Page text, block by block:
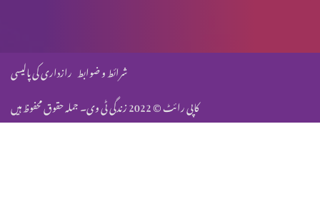
کاپی رائٹ © 2022 زندگی ٹی وی۔ جملہ حقوق محفوظ ہیں
شرائط و ضوابط رازداری کی پالیسی